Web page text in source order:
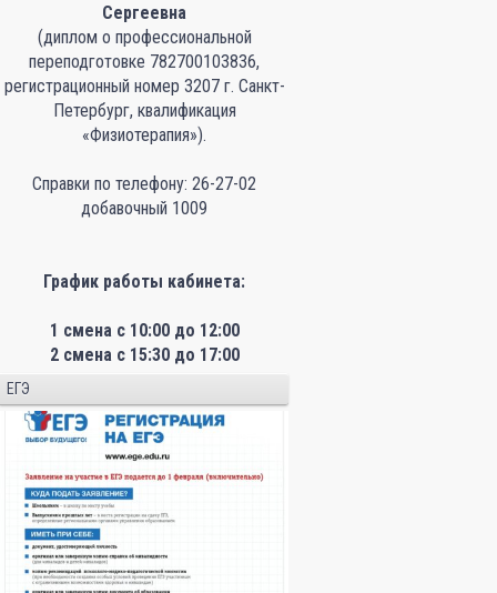
Сергеевна
(диплом о профессиональной
переподготовке 782700103836,
регистрационный номер 3207 г. Санкт-
Петербург, квалификация
«Физиотерапия»).
Справки по телефону: 26-27-02
добавочный 1009
График работы кабинета:
1 смена с 10:00 до 12:00
2 смена с 15:30 до 17:00
ЕГЭ